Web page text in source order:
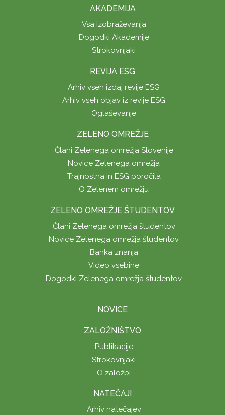
AKADEMIJA
Vsa izobraževanja
Dogodki Akademije
Strokovnjaki
REVIJA ESG
Arhiv vseh izdaj revije ESG
Arhiv vseh objav iz revije ESG
Oglaševanje
ZELENO OMREŽJE
Člani Zelenega omrežja Slovenije
Novice Zelenega omrežja
Trajnostna in ESG poročila
O Zelenem omrežju
ZELENO OMREŽJE ŠTUDENTOV
Člani Zelenega omrežja študentov
Novice Zelenega omrežja študentov
Banka znanja
Video vsebine
Dogodki Zelenega omrežja študentov
NOVICE
ZALOŽNIŠTVO
Publikacije
Strokovnjaki
O založbi
NATEČAJI
Arhiv natečajev